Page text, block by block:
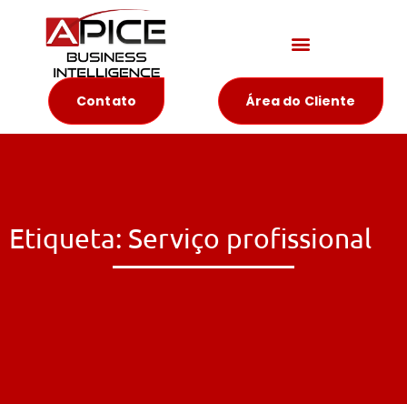
Contato Área do Cliente
Etiqueta: Serviço profissional